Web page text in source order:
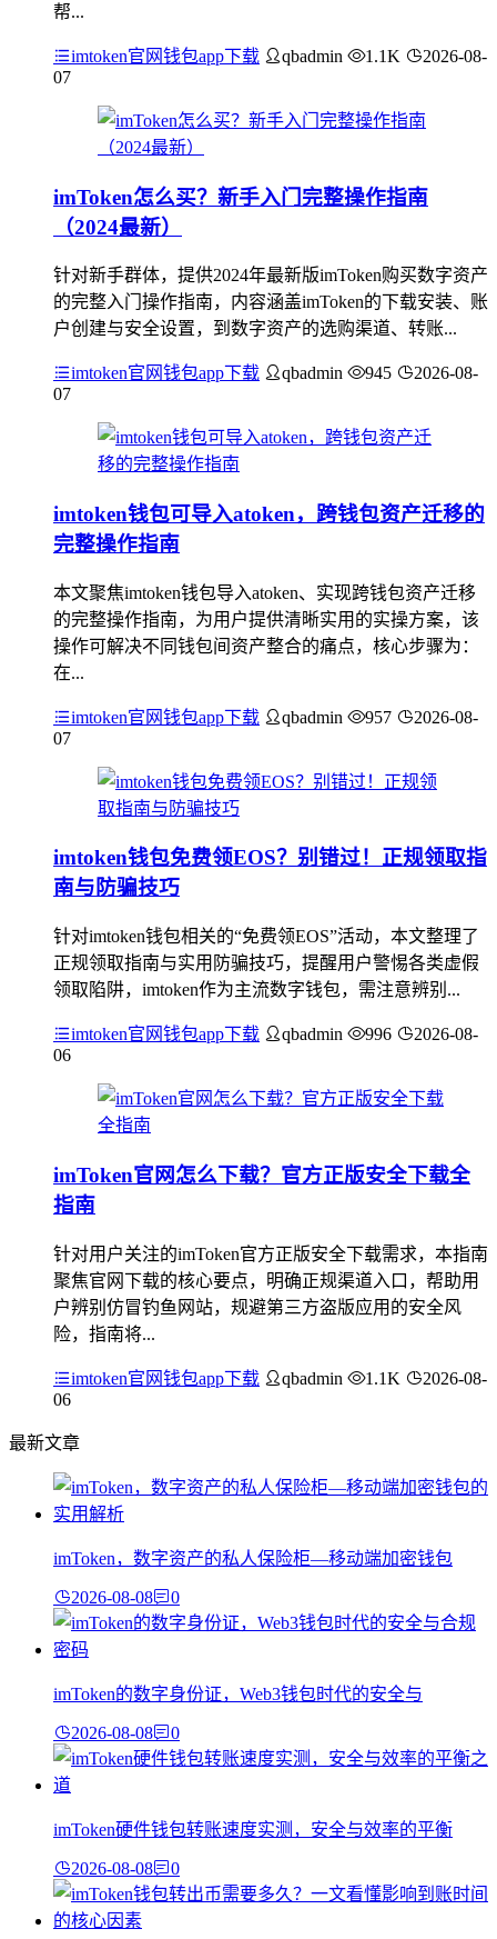
帮...
imtoken官网钱包app下载 qbadmin 1.1K
2026-08-
07
imToken怎么买？新手入门完整操作指南
（2024最新）
针对新手群体，提供2024年最新版imToken购买数字资产
的完整入门操作指南，内容涵盖imToken的下载安装、账
户创建与安全设置，到数字资产的选购渠道、转账...
imtoken官网钱包app下载 qbadmin 945
2026-08-
07
imtoken钱包可导入atoken，跨钱包资产迁移的
完整操作指南
本文聚焦imtoken钱包导入atoken、实现跨钱包资产迁移
的完整操作指南，为用户提供清晰实用的实操方案，该
操作可解决不同钱包间资产整合的痛点，核心步骤为：
在...
imtoken官网钱包app下载 qbadmin 957
2026-08-
07
imtoken钱包免费领EOS？别错过！正规领取指
南与防骗技巧
针对imtoken钱包相关的“免费领EOS”活动，本文整理了
正规领取指南与实用防骗技巧，提醒用户警惕各类虚假
领取陷阱，imtoken作为主流数字钱包，需注意辨别...
imtoken官网钱包app下载 qbadmin 996
2026-08-
06
imToken官网怎么下载？官方正版安全下载全
指南
针对用户关注的imToken官方正版安全下载需求，本指南
聚焦官网下载的核心要点，明确正规渠道入口，帮助用
户辨别仿冒钓鱼网站，规避第三方盗版应用的安全风
险，指南将...
imtoken官网钱包app下载 qbadmin 1.1K
2026-08-
06
最新文章
imToken，数字资产的私人保险柜—移动端加密钱包
2026-08-08 0
imToken的数字身份证，Web3钱包时代的安全与
2026-08-08 0
imToken硬件钱包转账速度实测，安全与效率的平衡
2026-08-08 0